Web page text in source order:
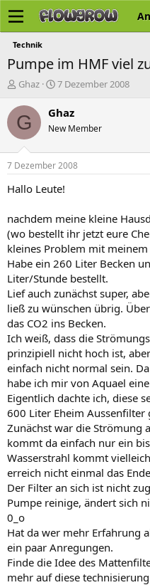
Technik
Pumpe im HMF viel
E
s
t
l
e
r
Ghaz
E
s
e
t
a
7 Dezember 2008
G Ghaz
New Member
7 Dezember 2008
Hallo Leute!
nachdem meine kleine
(wo bestellt ihr jetzt eure
kleines Problem mit
Habe ein 260 Liter Becken
Liter/Stunde bestellt.
Lief auch zunächst super,
ließ zu wünschen übrig.
das CO2 ins Becken.
Ich weiß, dass die
prinzipiell nicht hoch ist,
einfach nicht normal sein.
habe ich mir von Aquael
Eigentlich dachte ich, diese
600 Liter Eheim
Zunächst war die Strömung
kommt da einfach nur ein
Wasserstrahl kommt
erreich nicht einmal das
Der Filter an sich ist nicht
Pumpe reinige, ändert sich
0_o
Hat da wer mehr Erfahrung
ein paar Anregungen.
Finde die Idee des
mehr auf diese